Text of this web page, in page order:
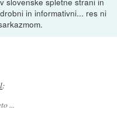
in informativni... res ni
:
...